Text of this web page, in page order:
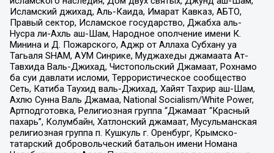
Исламский джихад, Аль-Каида, Имарат Кавказ, АБТО,
Правый сектор, Исламское государство, Джабха аль-
Нусра ли-Ахль аш-Шам, Народное ополчение имени К.
Минина и Д. Пожарского, Аджр от Аллаха Субхану уа
Тагьаля SHAM, АУМ Синрике, Муджахеды джамаата Ат-
Тавхида Валь-Джихад, Чистопольский Джамаат, Рохнамо
ба суи давлати исломи, Террористическое сообщество
Сеть, Катиба Таухид валь-Джихад, Хайят Тахрир аш-Шам,
Ахлю Сунна Валь Джамаа, National Socialism/White Power,
Артподготовка, Религиозная группа “Джамаат “Красный
пахарь”, Колумбайн, Хатлонский джамаат, Мусульманская
религиозная группа п. Кушкуль г. Оренбург, Крымско-
татарский добровольческий батальон имени Номана